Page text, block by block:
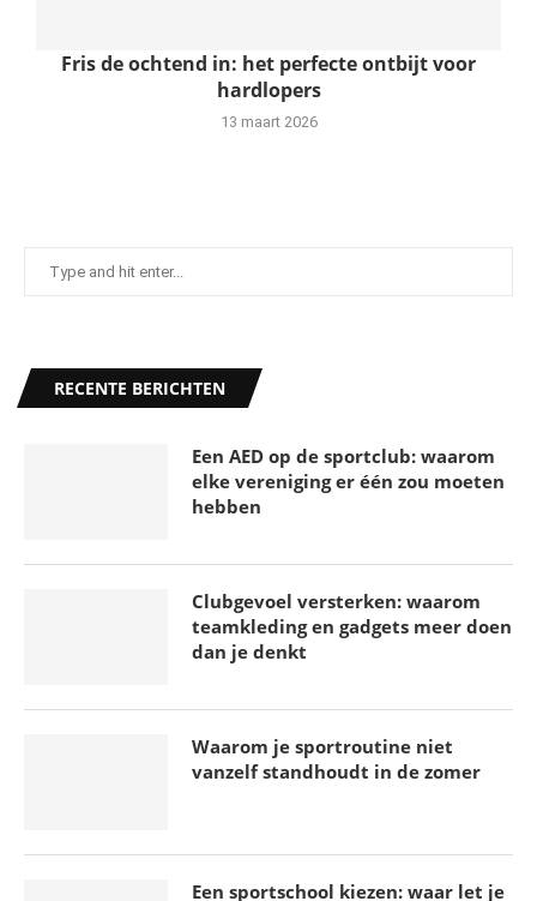
Fris de ochtend in: het perfecte ontbijt voor
hardlopers
13 maart 2026
RECENTE BERICHTEN
Een AED op de sportclub: waarom
elke vereniging er één zou moeten
hebben
Clubgevoel versterken: waarom
teamkleding en gadgets meer doen
dan je denkt
Waarom je sportroutine niet
vanzelf standhoudt in de zomer
Een sportschool kiezen: waar let je